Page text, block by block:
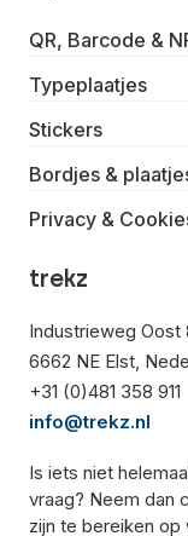
QR, Barcode &
Typeplaatjes
Stickers
Bordjes &
Privacy &
trekz
Industrieweg Oost
6662 NE Elst,
+31 (0)481 358 911
info@trekz.nl
Is iets niet
vraag? Neem dan
zijn te bereiken